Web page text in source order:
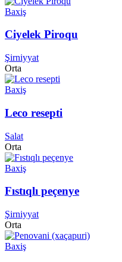
Baxiş
Ciyelek Piroqu
Şirniyyat
Orta
Baxiş
Leco resepti
Salat
Orta
Baxiş
Fıstıqlı peçenye
Şirniyyat
Orta
Baxiş